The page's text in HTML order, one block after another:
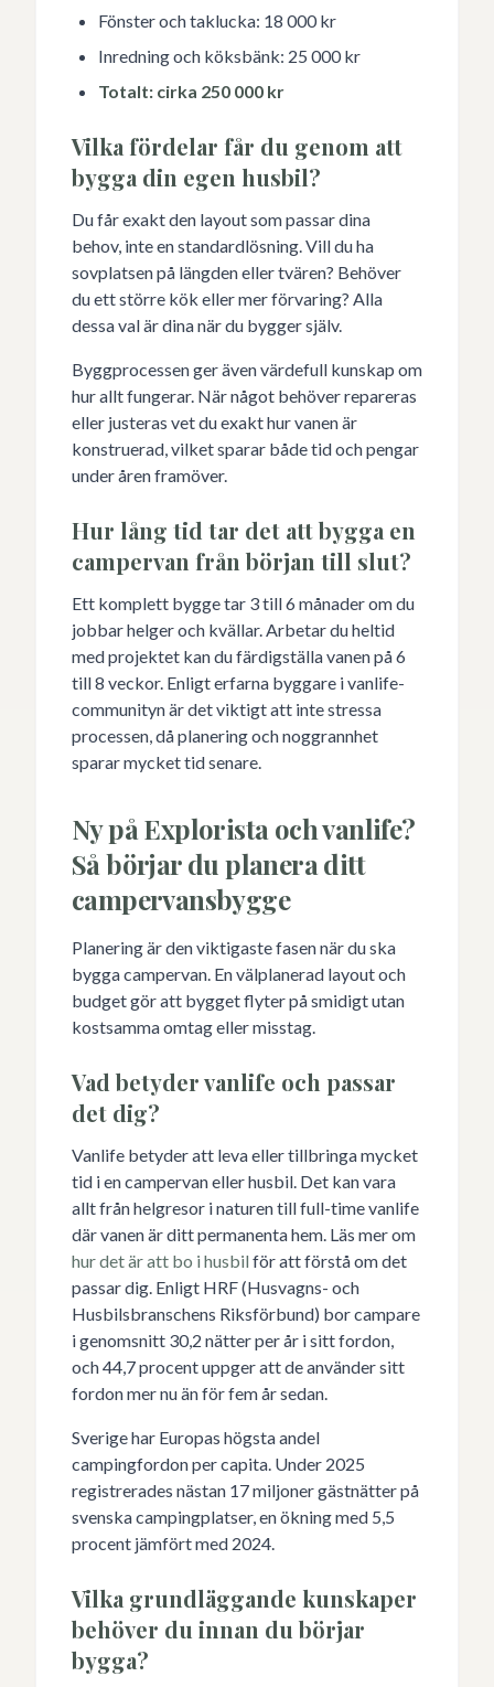
Fönster och taklucka: 18 000 kr
Inredning och köksbänk: 25 000 kr
Totalt: cirka 250 000 kr
Vilka fördelar får du genom att
bygga din egen husbil?
Du får exakt den layout som passar dina
behov, inte en standardlösning. Vill du ha
sovplatsen på längden eller tvären? Behöver
du ett större kök eller mer förvaring? Alla
dessa val är dina när du bygger själv.
Byggprocessen ger även värdefull kunskap om
hur allt fungerar. När något behöver repareras
eller justeras vet du exakt hur vanen är
konstruerad, vilket sparar både tid och pengar
under åren framöver.
Hur lång tid tar det att bygga en
campervan från början till slut?
Ett komplett bygge tar 3 till 6 månader om du
jobbar helger och kvällar. Arbetar du heltid
med projektet kan du färdigställa vanen på 6
till 8 veckor. Enligt erfarna byggare i vanlife-
communityn är det viktigt att inte stressa
processen, då planering och noggrannhet
sparar mycket tid senare.
Ny på Explorista och vanlife?
Så börjar du planera ditt
campervansbygge
Planering är den viktigaste fasen när du ska
bygga campervan. En välplanerad layout och
budget gör att bygget flyter på smidigt utan
kostsamma omtag eller misstag.
Vad betyder vanlife och passar
det dig?
Vanlife betyder att leva eller tillbringa mycket
tid i en campervan eller husbil. Det kan vara
allt från helgresor i naturen till full-time vanlife
där vanen är ditt permanenta hem. Läs mer om
hur det är att bo i husbil för att förstå om det
passar dig. Enligt HRF (Husvagns- och
Husbilsbranschens Riksförbund) bor campare
i genomsnitt 30,2 nätter per år i sitt fordon,
och 44,7 procent uppger att de använder sitt
fordon mer nu än för fem år sedan.
Sverige har Europas högsta andel
campingfordon per capita. Under 2025
registrerades nästan 17 miljoner gästnätter på
svenska campingplatser, en ökning med 5,5
procent jämfört med 2024.
Vilka grundläggande kunskaper
behöver du innan du börjar
bygga?